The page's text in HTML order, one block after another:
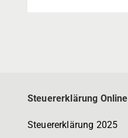
Steuererklärung Online
Steuererklärung 2025